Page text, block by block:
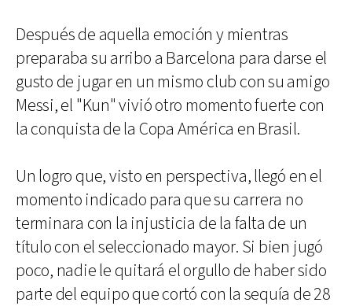
Después de aquella emoción y mientras
preparaba su arribo a Barcelona para darse el
gusto de jugar en un mismo club con su amigo
Messi, el "Kun" vivió otro momento fuerte con
la conquista de la Copa América en Brasil.
Un logro que, visto en perspectiva, llegó en el
momento indicado para que su carrera no
terminara con la injusticia de la falta de un
título con el seleccionado mayor. Si bien jugó
poco, nadie le quitará el orgullo de haber sido
parte del equipo que cortó con la sequía de 28